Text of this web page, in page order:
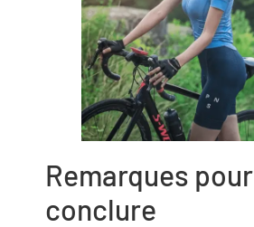
Remarques pour
conclure